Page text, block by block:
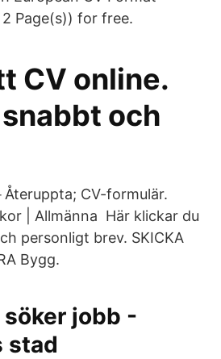
Page(s)) for free.
CV online.
och
Återuppta; CV-formulär.
| Allmänna Här klickar du
personligt brev. SKICKA
Bygg.
jobb -
stad